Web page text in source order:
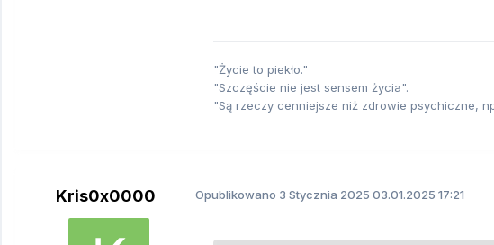
"Życie to piekło."
"Szczęście nie jest sensem życia".
"Są rzeczy cenniejsze niż zdrowie psychiczne,
Kris0x0000 Opublikowano 3 Stycznia 2025 03.01.2025 17:21